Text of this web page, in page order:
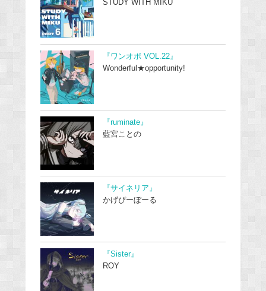
STUDY WITH MIKU
『ワンオポ VOL.22』
Wonderful★opportunity!
『ruminate』
藍宮ことの
『サイネリア』
かげぴーぼーる
『Sister』
ROY